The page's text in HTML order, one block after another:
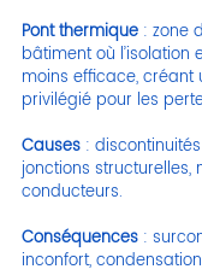
Pont thermique : zone
bâtiment où l’isolation
moins efficace, créant
privilégié pour les
Causes :
jonctions structurelles,
conducteurs.
Conséquences :
inconfort,